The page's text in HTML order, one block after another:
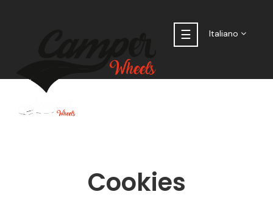
navigazione
Toggle
☰ Italiano
Cookies